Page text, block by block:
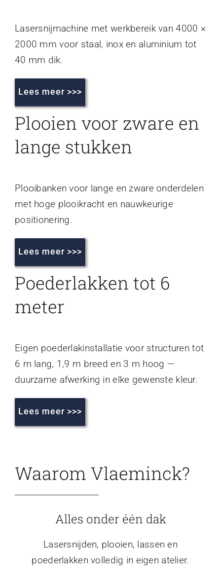
Lasersnijmachine met werkbereik van 4000 ×
2000 mm voor staal, inox en aluminium tot
40 mm dik.
Lees meer >>>
Plooien voor zware en
lange stukken
Plooibanken voor lange en zware onderdelen
met hoge plooikracht en nauwkeurige
positionering.
Lees meer >>>
Poederlakken tot 6
meter
Eigen poederlakinstallatie voor structuren tot
6 m lang, 1,9 m breed en 3 m hoog —
duurzame afwerking in elke gewenste kleur.
Lees meer >>>
Waarom Vlaeminck?
Alles onder één dak
Lasersnijden, plooien, lassen en
poederlakken volledig in eigen atelier.